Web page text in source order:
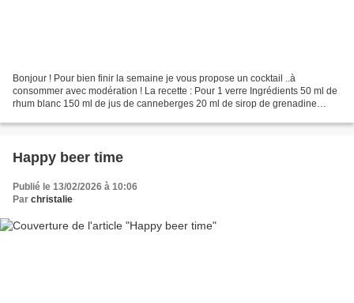
Bonjour ! Pour bien finir la semaine je vous propose un cocktail ..à
consommer avec modération ! La recette : Pour 1 verre Ingrédients 50 ml de
rhum blanc 150 ml de jus de canneberges 20 ml de sirop de grenadine
Happy beer time
Publié le 13/02/2026 à 10:06
Par christalie